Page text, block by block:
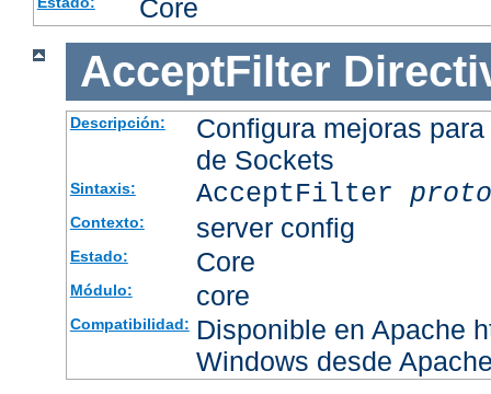
Core
AcceptFilter
Descripción:
Configura mejoras
de Sockets
Sintaxis: AcceptFilter
Contexto: server config
Estado: Core
Módulo: core
Compatibilidad: Disponible en Apache
Windows desde